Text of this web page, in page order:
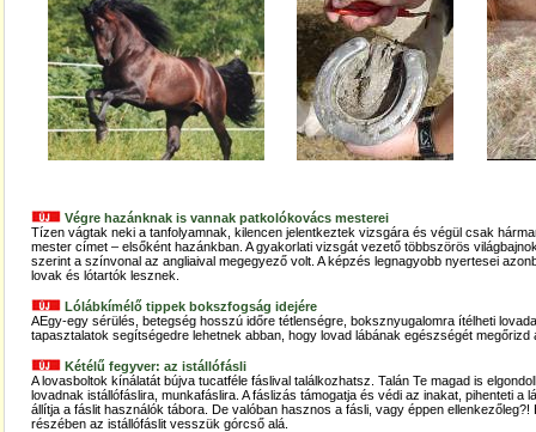
Végre hazánknak is vannak patkolókovács mesterei
Tízen vágtak neki a tanfolyamnak, kilencen jelentkeztek vizsgára és végül csak
mester címet – elsőként hazánkban. A gyakorlati vizsgát vezető többszörös
szerint a színvonal az angliaival megegyező volt. A képzés legnagyobb nyertesei
lovak és lótartók lesznek.
Lólábkímélő tippek bokszfogság idejére
AEgy-egy sérülés, betegség hosszú időre tétlenségre, boksznyugalomra ítélheti
tapasztalatok segítségedre lehetnek abban, hogy lovad lábának egészségét megőrizd
Kétélű fegyver: az istállófásli
A lovasboltok kínálatát bújva tucatféle fáslival találkozhatsz. Talán Te magad is
lovadnak istállófáslira, munkafáslira. A fáslizás támogatja és védi az inakat, pihenteti a
állítja a fáslit használók tábora. De valóban hasznos a fásli, vagy éppen
részében az istállófáslit vesszük górcső alá.